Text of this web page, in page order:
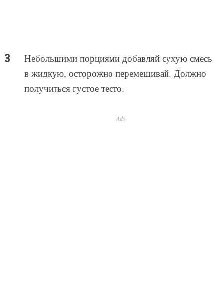
Небольшими порциями добавляй сухую смесь
в жидкую, осторожно перемешивай. Должно
получиться густое тесто.
Ads